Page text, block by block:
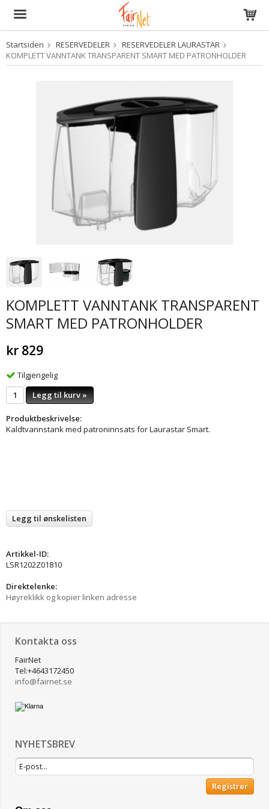
Produktet har blitt lagt til i handlekurven din
Startsiden RESERVEDELER
RESERVEDELER LAURASTAR
KOMPLETT VANNTANK TRANSPARENT SMART MED PATRONHOLDER
KOMPLETT VANNTANK TRANSPARENT
SMART MED PATRONHOLDER
kr 829
Tilgjengelig
Legg til kurv »
Produktbeskrivelse:
Kaldtvannstank med patroninnsats for Laurastar Smart.
Legg til ønskelisten
Artikkel-ID:
LSR1202Z01810
Direktelenke:
Høyreklikk og kopier linken adresse
Kontakta oss
FairNet
Tel:+4643172450
info@fairnet.se
NYHETSBREV
Registrer